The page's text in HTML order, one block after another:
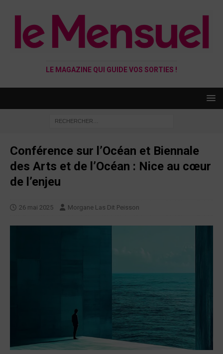
LE MAGAZINE QUI GUIDE VOS SORTIES !
Conférence sur l’Océan et Biennale
des Arts et de l’Océan : Nice au cœur
de l’enjeu
26 mai 2025 Morgane Las Dit Peisson